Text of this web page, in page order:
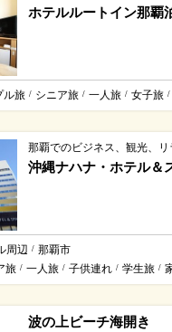
ホテルルートイン那覇
ル旅 / シニア旅 / 一人旅 / 女子旅 /
那覇でのビジネス、観光、
沖縄ナハナ・ホテル＆
周辺 / 那覇市
旅 / 一人旅 / 子供連れ / 学生旅 /
波の上ビーチ海開き